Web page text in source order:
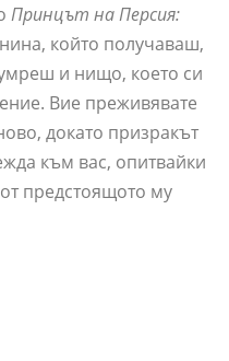
Принцът на Персия:
който получаваш,
и нищо, което си
Вие преживявате
докато призракът
към вас, опитвайки
предстоящото му